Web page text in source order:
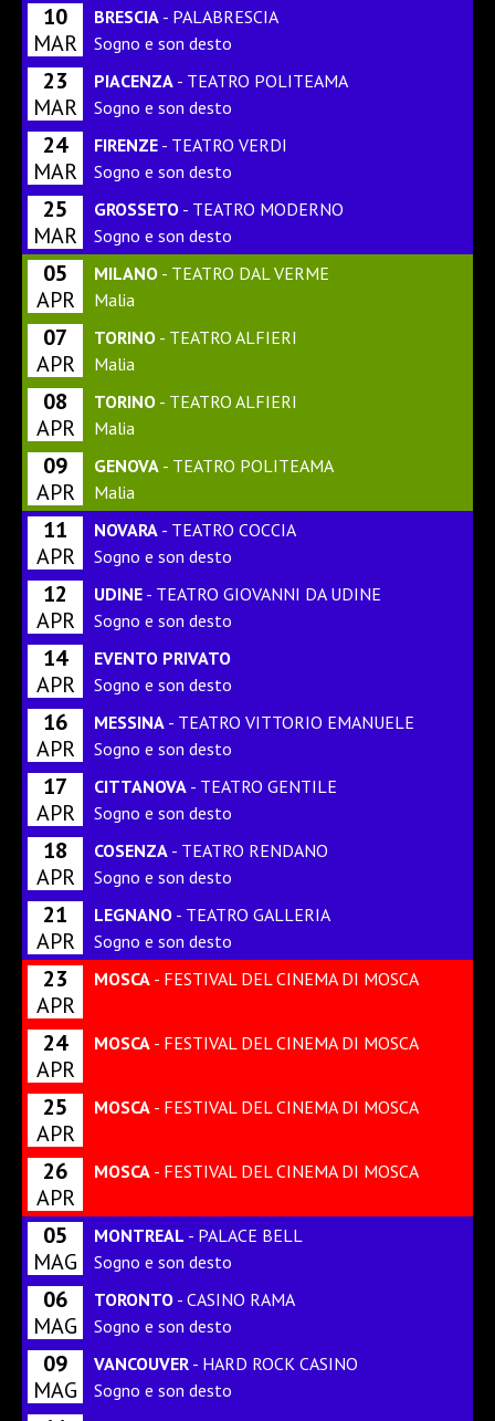
10
MAR
BRESCIA - PALABRESCIA
Sogno e son desto
23
MAR
PIACENZA - TEATRO POLITEAMA
Sogno e son desto
24
MAR
FIRENZE - TEATRO VERDI
Sogno e son desto
25
MAR
GROSSETO - TEATRO MODERNO
Sogno e son desto
05
APR
MILANO - TEATRO DAL VERME
Malia
07
APR
TORINO - TEATRO ALFIERI
Malia
08
APR
TORINO - TEATRO ALFIERI
Malia
09
APR
GENOVA - TEATRO POLITEAMA
Malia
11
APR
NOVARA - TEATRO COCCIA
Sogno e son desto
12
APR
UDINE - TEATRO GIOVANNI DA UDINE
Sogno e son desto
14
APR
EVENTO PRIVATO
Sogno e son desto
16
APR
MESSINA - TEATRO VITTORIO EMANUELE
Sogno e son desto
17
APR
CITTANOVA - TEATRO GENTILE
Sogno e son desto
18
APR
COSENZA - TEATRO RENDANO
Sogno e son desto
21
APR
LEGNANO - TEATRO GALLERIA
Sogno e son desto
23
APR
MOSCA - FESTIVAL DEL CINEMA DI MOSCA
24
APR
MOSCA - FESTIVAL DEL CINEMA DI MOSCA
25
APR
MOSCA - FESTIVAL DEL CINEMA DI MOSCA
26
APR
MOSCA - FESTIVAL DEL CINEMA DI MOSCA
05
MAG
MONTREAL - PALACE BELL
Sogno e son desto
06
MAG
TORONTO - CASINO RAMA
Sogno e son desto
09
MAG
VANCOUVER - HARD ROCK CASINO
Sogno e son desto